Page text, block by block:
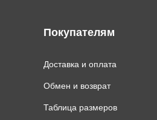
Покупателям
Доставка и оплата
Обмен и возврат
Таблица размеров